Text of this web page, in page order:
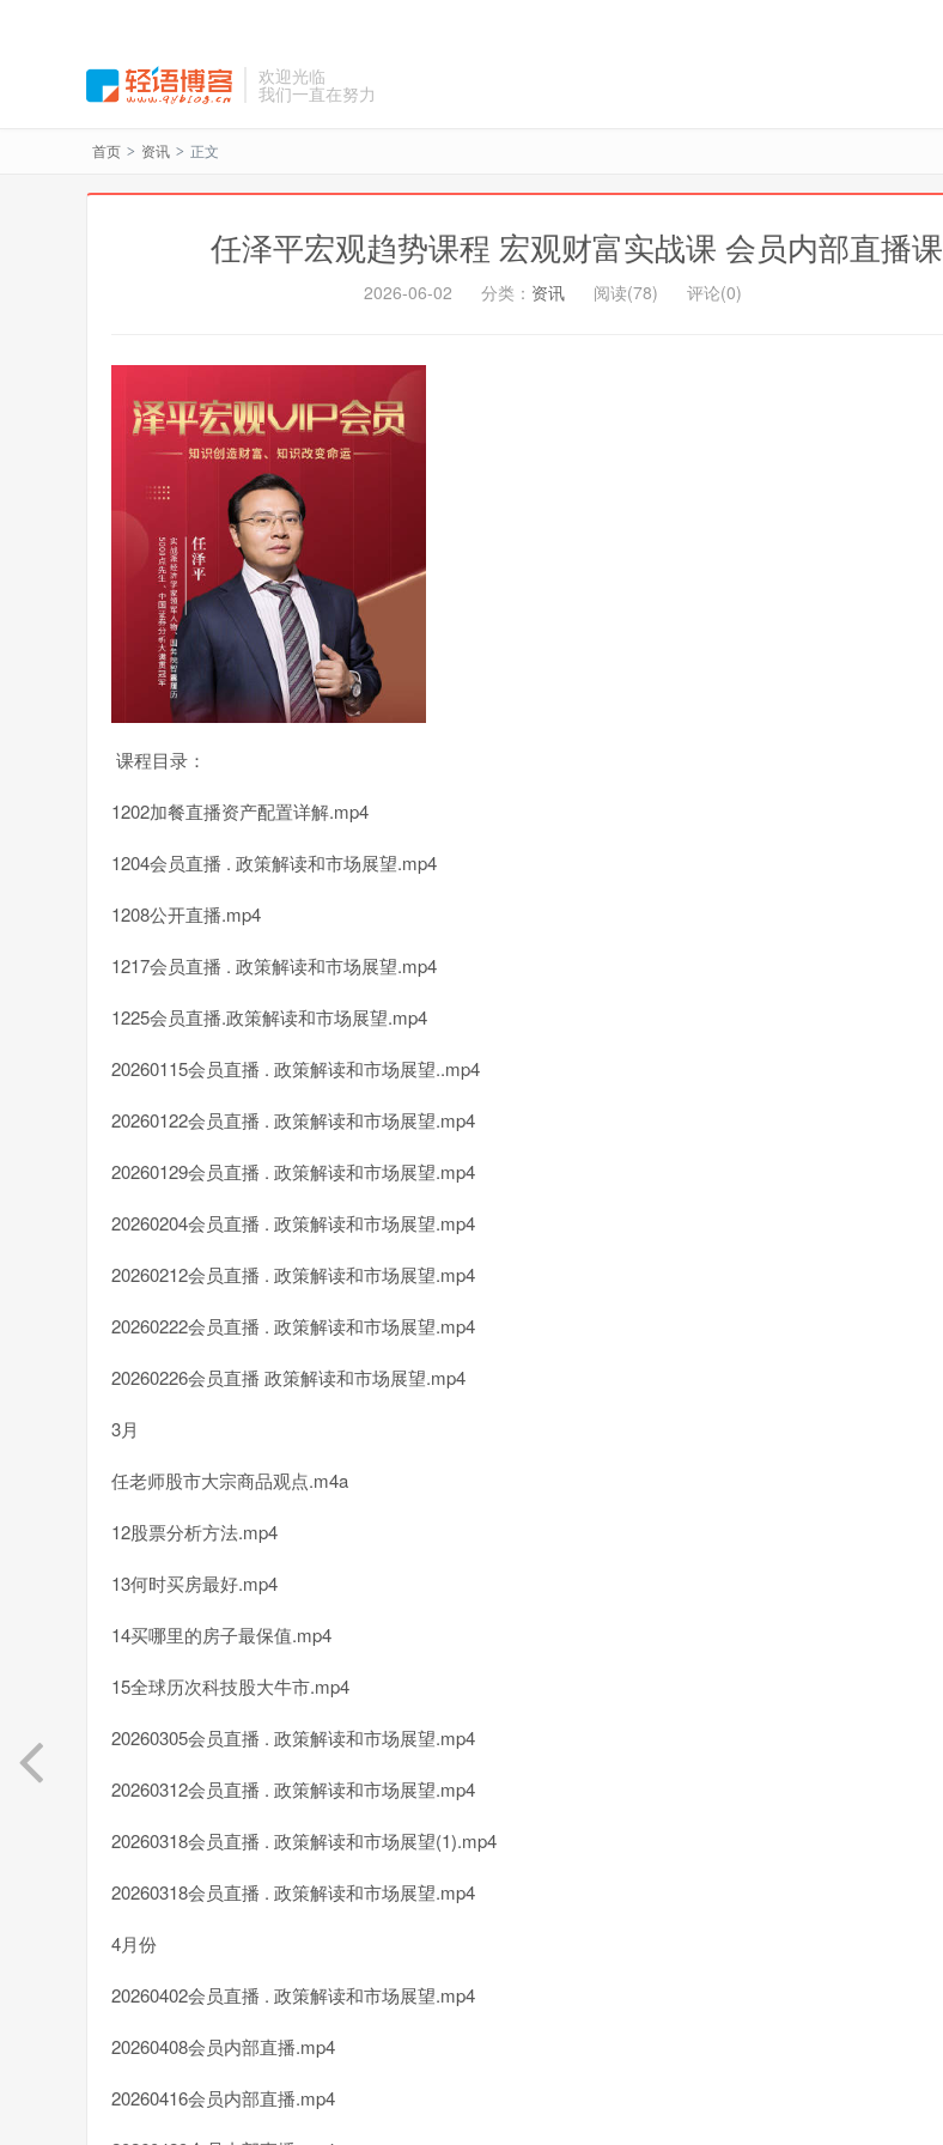
欢迎光临
我们一直在努力
首页 > 资讯 > 正文
任泽平宏观趋势课程 宏观财富实战课 会员内部直播课
2026-06-02 分类： 资讯 阅读(78) 评论(0)
课程目录：
1202加餐直播资产配置详解.mp4
1204会员直播 . 政策解读和市场展望.mp4
1208公开直播.mp4
1217会员直播 . 政策解读和市场展望.mp4
1225会员直播.政策解读和市场展望.mp4
20260115会员直播 . 政策解读和市场展望..mp4
20260122会员直播 . 政策解读和市场展望.mp4
20260129会员直播 . 政策解读和市场展望.mp4
20260204会员直播 . 政策解读和市场展望.mp4
20260212会员直播 . 政策解读和市场展望.mp4
20260222会员直播 . 政策解读和市场展望.mp4
20260226会员直播 政策解读和市场展望.mp4
3月
任老师股市大宗商品观点.m4a
12股票分析方法.mp4
13何时买房最好.mp4
14买哪里的房子最保值.mp4
15全球历次科技股大牛市.mp4
20260305会员直播 . 政策解读和市场展望.mp4
20260312会员直播 . 政策解读和市场展望.mp4
20260318会员直播 . 政策解读和市场展望(1).mp4
20260318会员直播 . 政策解读和市场展望.mp4
4月份
20260402会员直播 . 政策解读和市场展望.mp4
20260408会员内部直播.mp4
20260416会员内部直播.mp4